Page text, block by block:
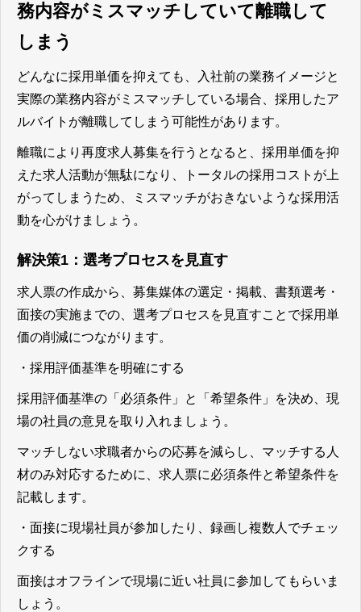
務内容がミスマッチしていて離職して
しまう
どんなに採用単価を抑えても、
入社前の業務イメージと
実際の業務内容がミスマッチしている場合、採用したア
ルバイトが離職してしまう可能性があります。
離職により再度求人募集を行うとなると、採用単価を抑
えた求人活動が無駄になり、トータルの採用コストが上
がってしまうため、ミスマッチがおきないような採用活
動を心がけましょう。
解決策1：選考プロセスを見直す
求人票の作成から、募集媒体の選定・掲載、書類選考・
面接の実施までの、選考プロセスを見直すことで採用単
価の削減につながります。
・採用評価基準を明確にする
採用評価基準の「必須条件」と「希望条件」を決め、現
場の社員の意見を取り入れましょう。
マッチしない求職者からの応募を減らし、マッチする人
材のみ対応するために、求人票に必須条件と希望条件を
記載します。
・面接に現場社員が参加したり、録画し複数人でチェッ
クする
面接はオフラインで現場に近い社員に参加してもらいま
しょう。